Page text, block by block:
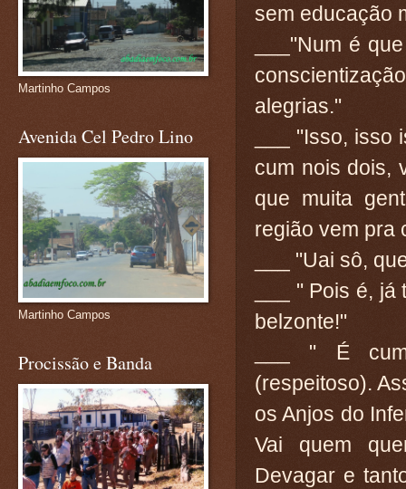
sem educação
___"Num é
alegrias."
___ "Isso,
cum nois dois,
que muita
região vem pra
___ "Uai sô,
___ " Pois é,
belzonte!"
___ " É
(respeitoso).
os Anjos do
Vai quem
Devagar e
Martinho Campos
Avenida Cel Pedro Lino
Martinho Campos
Procissão e Banda